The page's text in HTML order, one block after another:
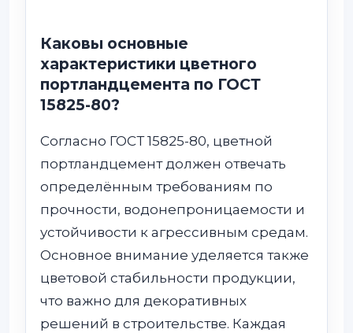
Каковы основные
характеристики цветного
портландцемента по ГОСТ
15825-80?
Согласно ГОСТ 15825-80, цветной
портландцемент должен отвечать
определённым требованиям по
прочности, водонепроницаемости и
устойчивости к агрессивным средам.
Основное внимание уделяется также
цветовой стабильности продукции,
что важно для декоративных
решений в строительстве. Каждая